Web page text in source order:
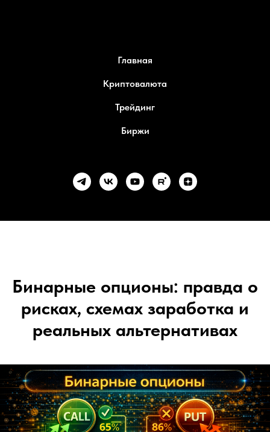
Главная
Криптовалюта
Трейдинг
Биржи
Бинарные опционы: правда о
рисках, схемах заработка и
реальных альтернативах